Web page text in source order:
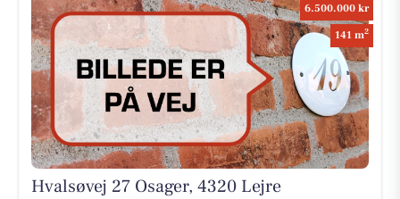
6.500.000 kr
141 m2
Hvalsøvej 27 Osager, 4320 Lejre